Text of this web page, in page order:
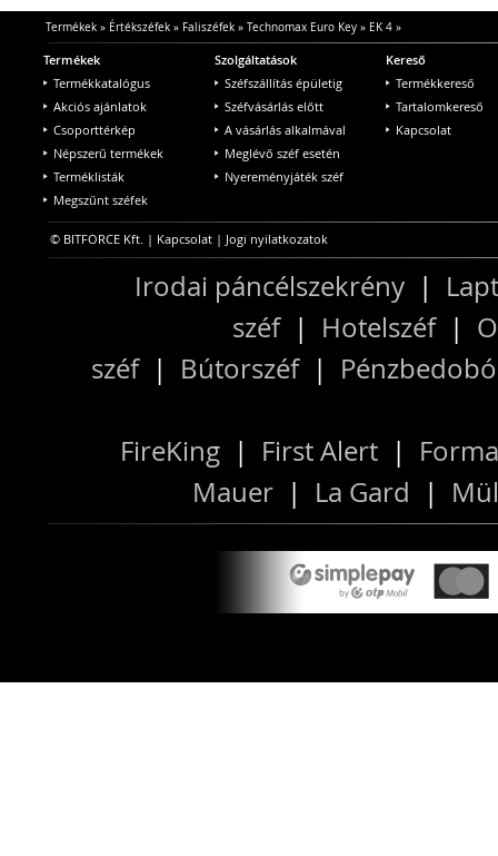
Termékek» Értékszéfek» Faliszéfek» Technomax Euro Key» EK 4»
Termékek
Termékkatalógus
Akciós ajánlatok
Csoporttérkép
Népszerű termékek
Terméklisták
Megszűnt széfek
Szolgáltatások
Széfszállítás épületig
Széfvásárlás előtt
A vásárlás alkalmával
Meglévő széf esetén
Nyereményjáték széf
Kereső
Termékkereső
Tartalomkereső
Kapcsolat
© BITFORCE Kft. | Kapcsolat | Jogi nyilatkozatok
Irodai páncélszekrény |
széf| Hotelszéf|
széf| Bútorszéf|
FireKing | First Alert |
Mauer | La Gard |